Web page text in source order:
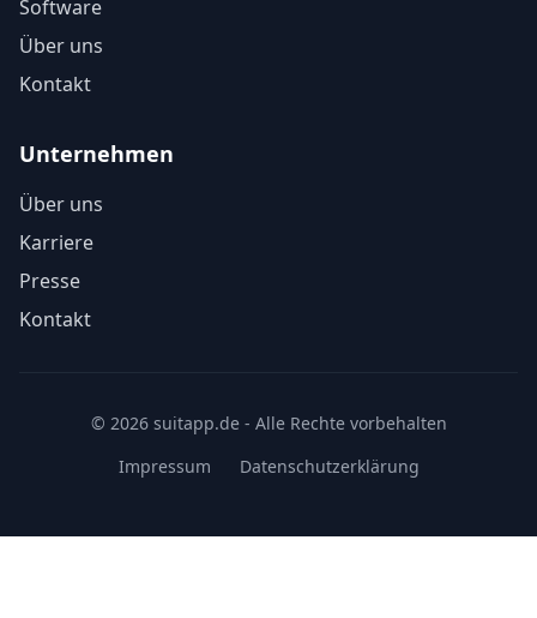
Software
Über uns
Kontakt
Unternehmen
Über uns
Karriere
Presse
Kontakt
© 2026 suitapp.de - Alle Rechte vorbehalten
Impressum
Datenschutzerklärung